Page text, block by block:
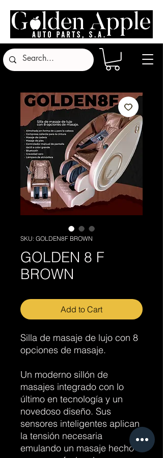
SKU: GOLDEN8F BROWN
GOLDEN 8 F
BROWN
Add to Cart
Silla de masaje de lujo con 8
opciones de masaje.
Un moderno sillón de
masajes integrado con lo
último en tecnología y un
novedoso diseño. Sus
sensores inteligentes aplican
la tensión necesaria
emulando un masaje hecho